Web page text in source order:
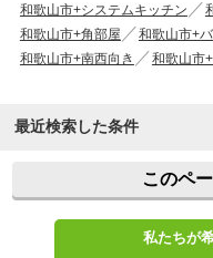
和歌山市+システムキッチン
和歌山市+角部屋
和歌山市+
和歌山市+南西向き
和歌山市
最近検索した条件
このペ
私たちが